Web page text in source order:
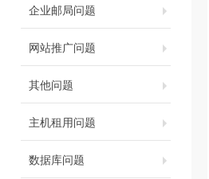
企业邮局问题
网站推广问题
其他问题
主机租用问题
数据库问题